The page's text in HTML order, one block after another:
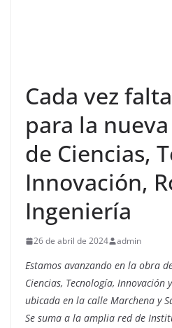
Cada vez
para la
de Ciencias,
Innovación,
Ingeniería
26 de abril de 2024 admin
Estamos avanzando en la obra
Ciencias, Tecnología, Innovación
ubicada en la calle Marchena y
Se suma a la amplia red de